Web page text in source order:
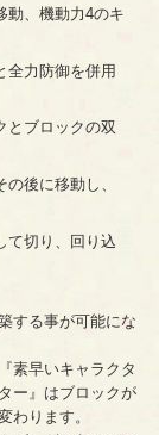
動、機動力4のキ
全力防御を併用
とブロックの双
後に移動し、
て切り、回り込
する事が可能にな
素早いキャラクタ
ー』はブロックが
わります。